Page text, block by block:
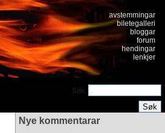
avstemmingar
biletegalleri
bloggar
forum
hendingar
lenkjer
Søk:
Nye kommentarar